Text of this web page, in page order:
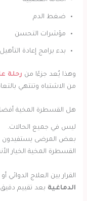
ضغط الدم
مؤشرات التحسن
بدء برامج إعادة
وهذا يُعد جزءًا من رحلة
من الاشتباه وتنتهي
هل القسطرة المخية أفضل
ليس في جميع الحالات.
بعض المرضى يستفيدون
القسطرة المخية الخيار
القرار بين العلاج
الدماغية بعد تقييم